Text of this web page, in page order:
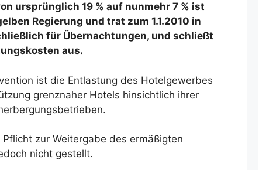
ursprünglich 19 % auf nunmehr 7 % ist
Regierung und trat zum 1.1.2010 in
für Übernachtungen, und schließt
aus.
ist die Entlastung des Hotelgewerbes
grenznaher Hotels hinsichtlich ihrer
zur Weitergabe des ermäßigten
nicht gestellt.